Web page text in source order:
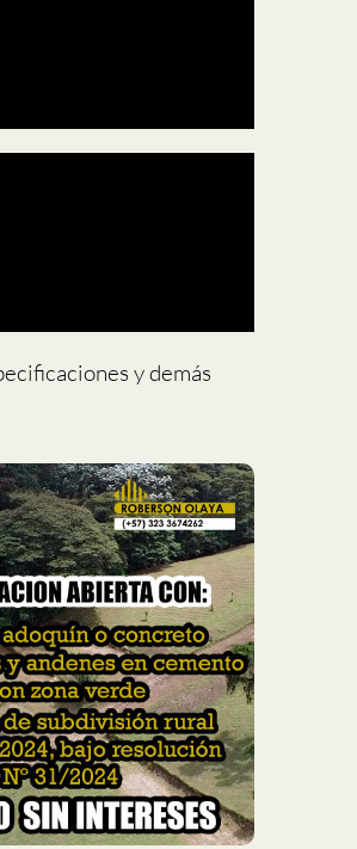
y demás